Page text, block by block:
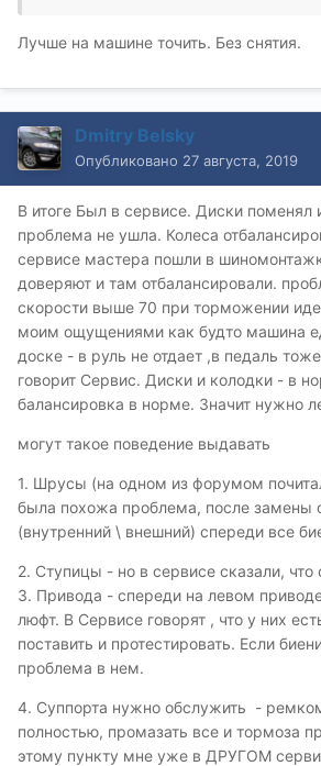
Лучше на машине точить. Без снятия.
Dmitry Belsky
Опубликовано 27 августа, 2019
В итоге Был в сервисе. Диски поменял
проблема не ушла. Колеса
сервисе мастера пошли в
доверяют и там отбалансировали.
скорости выше 70 при торможении
моим ощущениями как будто машина
доске - в руль не отдает ,в педаль
говорит Сервис. Диски и колодки - в
балансировка в норме. Значит нужно
могут такое поведение выдавать
1. Шрусы (на одном из форумом
была похожа проблема, после замены
(внутренний \ внешний) спереди все
2. Ступицы - но в сервисе сказали,
3. Привода - спереди на левом
люфт. В Сервисе говорят , что у них
поставить и протестировать. Если
проблема в нем.
4. Суппорта нужно обслужить -
полностью, промазать все и тормоза
этому пункту мне уже в ДРУГОМ